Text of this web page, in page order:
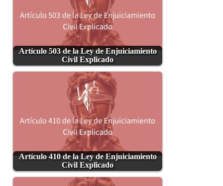
Artículo 503 de la Ley de Enjuiciamiento
Civil Explicado
Artículo 410 de la Ley de Enjuiciamiento
Civil Explicado